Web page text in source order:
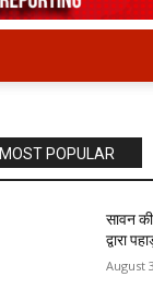
MOST POPULAR
सावन
द्वारा
August